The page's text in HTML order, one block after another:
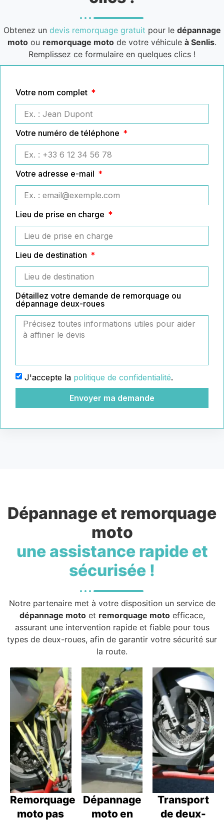
Obtenez un devis remorquage gratuit pour le dépannage
moto ou remorquage moto de votre véhicule à Senlis.
Remplissez ce formulaire en quelques clics !
Votre nom complet
Votre numéro de téléphone
Votre adresse e-mail
Lieu de prise en charge
Lieu de destination
Détaillez votre demande de remorquage ou
dépannage deux-roues
J'accepte la politique de confidentialité.
Envoyer ma demande
Dépannage et remorquage
moto
une assistance rapide et
sécurisée !
Notre partenaire met à votre disposition un service de
dépannage motoet remorquage motoefficace,
assurant une intervention rapide et fiable pour tous
types de deux-roues, afin de garantir votre sécurité sur
la route.
Remorquage
moto pas
Dépannage
moto en
Transport
de deux-